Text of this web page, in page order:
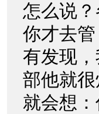
怎么说
你才去
有发现
部他就
就会想